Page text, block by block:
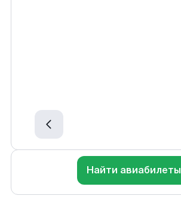
Найти авиабилеты